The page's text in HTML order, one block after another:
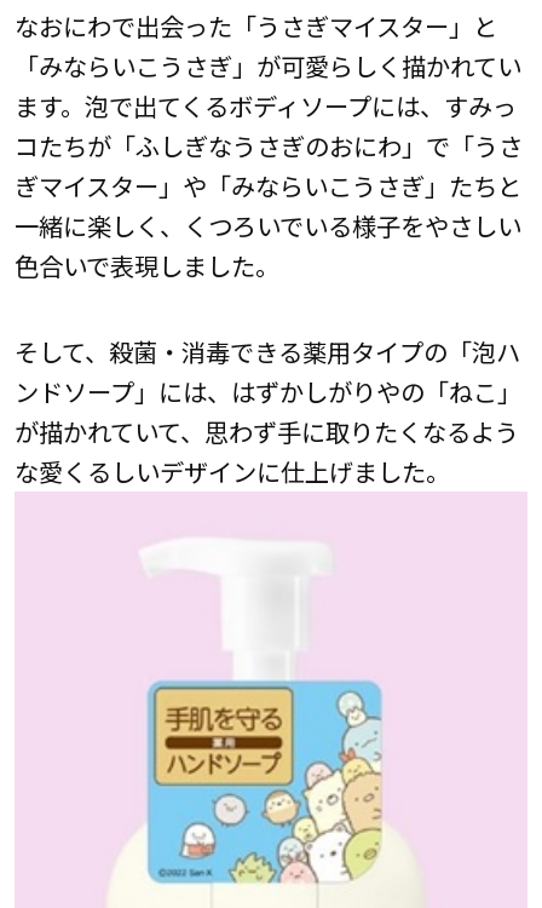
なおにわで出会った「うさぎマイスター」と
「みならいこうさぎ」が可愛らしく描かれてい
ます。泡で出てくるボディソープには、すみっ
コたちが「ふしぎなうさぎのおにわ」で「うさ
ぎマイスター」や「みならいこうさぎ」たちと
一緒に楽しく、くつろいでいる様子をやさしい
色合いで表現しました。
そして、殺菌・消毒できる薬用タイプの「泡ハ
ンドソープ」には、はずかしがりやの「ねこ」
が描かれていて、思わず手に取りたくなるよう
な愛くるしいデザインに仕上げました。